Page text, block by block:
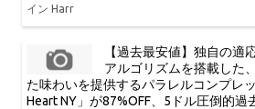
イン Harr
【過去最安値】独自の適
アルゴリズムを搭載した
た味わいを提供するパラレルコンプレ
Heart NY」が87%OFF、5ドル圧倒的過